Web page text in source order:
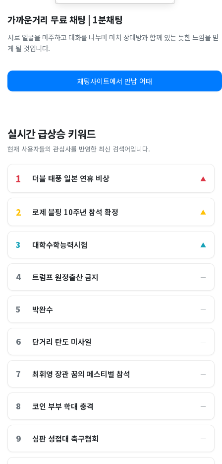
가까운거리 무료 채팅 | 1분채팅
서로 얼굴을 마주하고 대화를 나누며 마치 상대방과 함께 있는 듯한 느낌을 받
게 될 것입니다.
채팅사이트에서 만남 어때
실시간 급상승 키워드
현재 사용자들의 관심사를 반영한 최신 검색어입니다.
1 더블 태풍 일본 연휴 비상 ▲
2 로제 블핑 10주년 참석 확정 ▲
3 대학수학능력시험 ▲
4 트럼프 원정출산 금지 ―
5 박완수 ―
6 단거리 탄도 미사일 ―
7 최휘영 장관 꿈의 페스티벌 참석 ―
8 코인 부부 학대 충격 ―
9 심판 성접대 축구협회 ―